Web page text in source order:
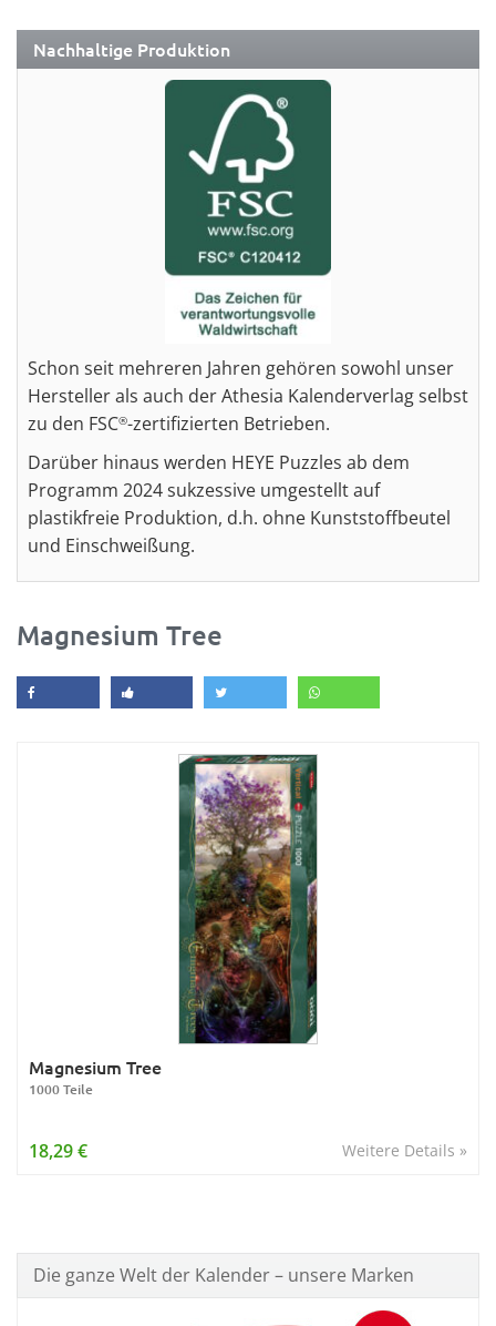
Nachhaltige Produktion
Schon seit mehreren Jahren gehören sowohl unser
Hersteller als auch der Athesia Kalenderverlag selbst
zu den FSC®-zertifizierten Betrieben.
Darüber hinaus werden HEYE Puzzles ab dem
Programm 2024 sukzessive umgestellt auf
plastikfreie Produktion, d.h. ohne Kunststoffbeutel
und Einschweißung.
Magnesium Tree
Magnesium Tree
1000 Teile
Weitere Details »
18,29 €
Die ganze Welt der Kalender – unsere Marken